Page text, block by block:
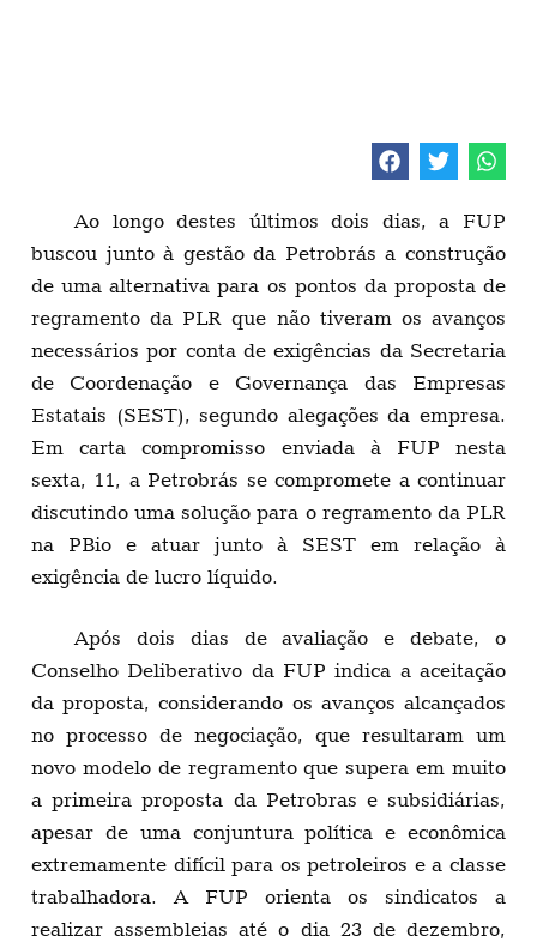
Ao longo destes últimos dois dias, a FUP
buscou junto à gestão da Petrobrás a construção
de uma alternativa para os pontos da proposta de
regramento da PLR que não tiveram os avanços
necessários por conta de exigências da Secretaria
de Coordenação e Governança das Empresas
Estatais (SEST), segundo alegações da empresa.
Em carta compromisso enviada à FUP nesta
sexta, 11, a Petrobrás se compromete a continuar
discutindo uma solução para o regramento da PLR
na PBio e atuar junto à SEST em relação à
exigência de lucro líquido.
Após dois dias de avaliação e debate, o
Conselho Deliberativo da FUP indica a aceitação
da proposta, considerando os avanços alcançados
no processo de negociação, que resultaram um
novo modelo de regramento que supera em muito
a primeira proposta da Petrobras e subsidiárias,
apesar de uma conjuntura política e econômica
extremamente difícil para os petroleiros e a classe
trabalhadora. A FUP orienta os sindicatos a
realizar assembleias até o dia 23 de dezembro,